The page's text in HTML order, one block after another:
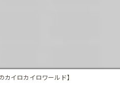
カイロカイロワールド】